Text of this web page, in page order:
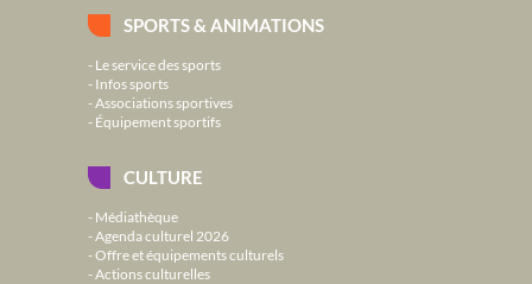
SPORTS & ANIMATIONS
Le service des sports
Infos sports
Associations sportives
Équipement sportifs
CULTURE
Médiathèque
Agenda culturel 2026
Offre et équipements culturels
Actions culturelles